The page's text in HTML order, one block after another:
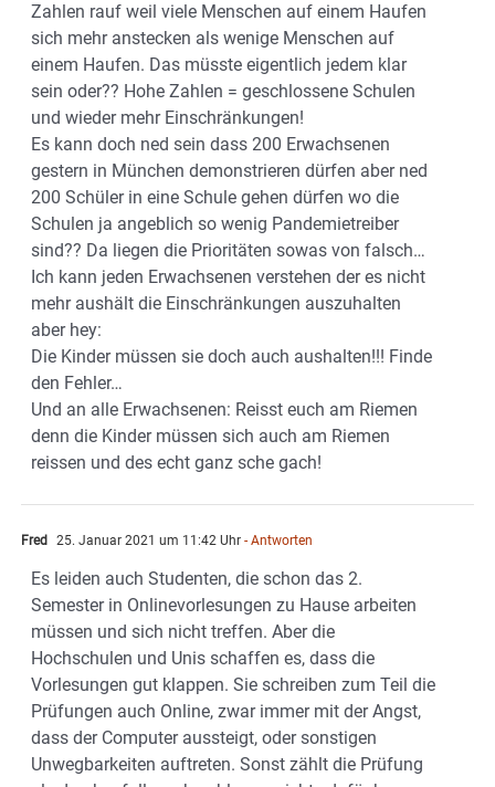
Zahlen rauf weil viele Menschen auf einem Haufen
sich mehr anstecken als wenige Menschen auf
einem Haufen. Das müsste eigentlich jedem klar
sein oder?? Hohe Zahlen = geschlossene Schulen
und wieder mehr Einschränkungen!
Es kann doch ned sein dass 200 Erwachsenen
gestern in München demonstrieren dürfen aber ned
200 Schüler in eine Schule gehen dürfen wo die
Schulen ja angeblich so wenig Pandemietreiber
sind?? Da liegen die Prioritäten sowas von falsch…
Ich kann jeden Erwachsenen verstehen der es nicht
mehr aushält die Einschränkungen auszuhalten
aber hey:
Die Kinder müssen sie doch auch aushalten!!! Finde
den Fehler…
Und an alle Erwachsenen: Reisst euch am Riemen
denn die Kinder müssen sich auch am Riemen
reissen und des echt ganz sche gach!
Fred 25. Januar 2021 um 11:42 Uhr - Antworten
Es leiden auch Studenten, die schon das 2.
Semester in Onlinevorlesungen zu Hause arbeiten
müssen und sich nicht treffen. Aber die
Hochschulen und Unis schaffen es, dass die
Vorlesungen gut klappen. Sie schreiben zum Teil die
Prüfungen auch Online, zwar immer mit der Angst,
dass der Computer aussteigt, oder sonstigen
Unwegbarkeiten auftreten. Sonst zählt die Prüfung